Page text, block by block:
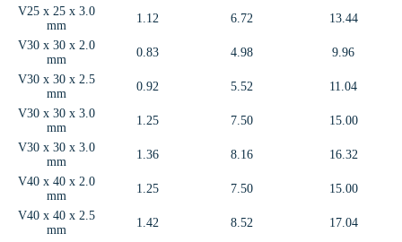
V25 x 25 x 3.0
mm
1.12 6.72
13.44
V30 x 30 x 2.0
mm
0.83 4.98
9.96
V30 x 30 x 2.5
mm
0.92 5.52
11.04
V30 x 30 x 3.0
mm
1.25 7.50
15.00
V30 x 30 x 3.0
mm
1.36 8.16
16.32
V40 x 40 x 2.0
mm
1.25 7.50
15.00
V40 x 40 x 2.5
mm
1.42 8.52
17.04